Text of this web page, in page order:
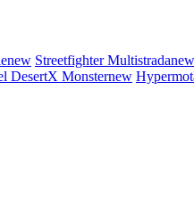
new StreetfighterMultistradanew
DesertX Monsternew